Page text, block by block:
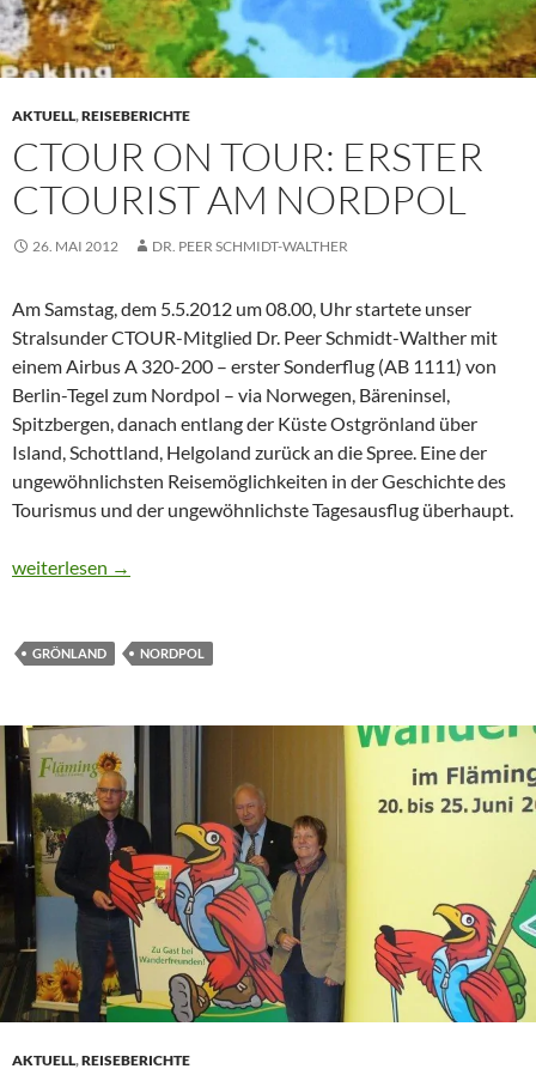
AKTUELL,REISEBERICHTE
CTOUR ON TOUR: ERSTER
CTOURIST AM NORDPOL
26. MAI 2012 DR. PEER SCHMIDT-WALTHER
Am Samstag, dem 5.5.2012 um 08.00, Uhr startete unser
Stralsunder CTOUR-Mitglied Dr. Peer Schmidt-Walther mit
einem Airbus A 320-200 – erster Sonderflug (AB 1111) von
Berlin-Tegel zum Nordpol – via Norwegen, Bäreninsel,
Spitzbergen, danach entlang der Küste Ostgrönland über
Island, Schottland, Helgoland zurück an die Spree. Eine der
ungewöhnlichsten Reisemöglichkeiten in der Geschichte des
Tourismus und der ungewöhnlichste Tagesausflug überhaupt.
CTOUR on Tour: Erster CTOURist am Nordpol
weiterlesen →
GRÖNLAND NORDPOL
AKTUELL,REISEBERICHTE